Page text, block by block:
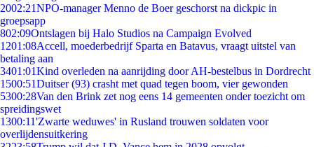
2002:21NPO-manager Menno de Boer geschorst na dickpic in
groepsapp
802:09Ontslagen bij Halo Studios na Campaign Evolved
1201:08Accell, moederbedrijf Sparta en Batavus, vraagt uitstel van
betaling aan
3401:01Kind overleden na aanrijding door AH-bestelbus in Dordrecht
1500:51Duitser (93) crasht met quad tegen boom, vier gewonden
5300:28Van den Brink zet nog eens 14 gemeenten onder toezicht om
spreidingswet
1300:11'Zwarte weduwes' in Rusland trouwen soldaten voor
overlijdensuitkering